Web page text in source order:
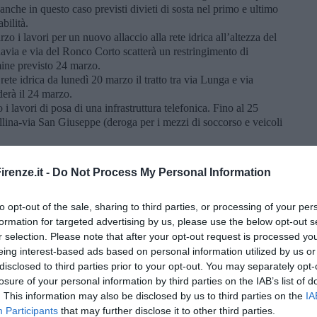
- Do Not Process My Personal Information
opt-out of the sale, sharing to third parties, or processing of your
for targeted advertising by us, please use the below opt-out
selection. Please note that after your opt-out request is processed
interest-based ads based on personal information utilized by us
to third parties prior to your opt-out. You may separately
of your personal information by third parties on the IAB’s list of
This information may also be disclosed by us to third parties on the
Participants that may further disclose it to other third parties.
in questo caso previsti divieti di sosta nel primo e ultimo
i lavori per un nuovo allaccio alla rete idrica all’altezza del
e via del Ronco Corto scatterà un restringimento di
previsto 24 marzo.
idrica da lunedì 20 marzo il tratto tra via Lunga e via
il 24 marzo.
i lavori di posa di una infrastruttura telefonica. Fino al 25
via San Giuseppe (deroga per i mezzi di soccorso e veicoli
della posa di una infrastruttura della telefonia. La strada sarà
fino al 26 marzo.
nidi di processionaria con piattaforma aerea nel tratto da via
istituito un restringimento di carreggiata sul viale principali
28 marzo.
di nidi di processionaria. Da lunedì 20 a martedì 28
di carreggiata.
i lavori di sostituzioni delle tubazioni dell'acquedotto. Fino al
via Modena.
: per effettuare la posa di una infrastruttura telefonica da
di carreggiata e sensi unici alternati in via dell'Argingrosso
Termine previsto 7 aprile.